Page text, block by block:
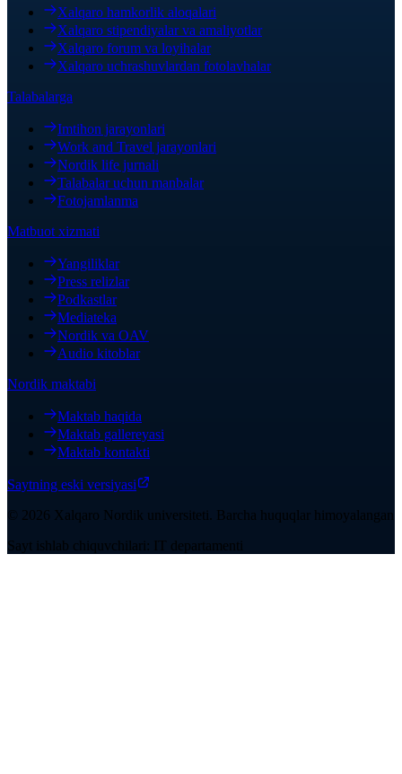
Xalqaro hamkorlik aloqalari
Xalqaro stipendiyalar va amaliyotlar
Xalqaro forum va loyihalar
Xalqaro uchrashuvlardan fotolavhalar
Talabalarga
Imtihon jarayonlari
Work and Travel jarayonlari
Nordik life jurnali
Talabalar uchun manbalar
Fotojamlanma
Matbuot xizmati
Yangiliklar
Press relizlar
Podkastlar
Mediateka
Nordik va OAV
Audio kitoblar
Nordik maktabi
Maktab haqida
Maktab gallereyasi
Maktab kontakti
Saytning eski versiyasi
© 2026 Xalqaro Nordik universiteti. Barcha huquqlar himoyalangan
Sayt ishlab chiquvchilari: IT departamenti